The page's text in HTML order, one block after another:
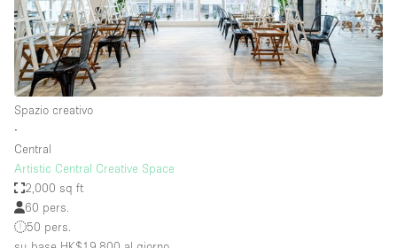
Spazio creativo
∙
Central
Artistic Central Creative Space
2,000 sq ft
60 pers.
50 pers.